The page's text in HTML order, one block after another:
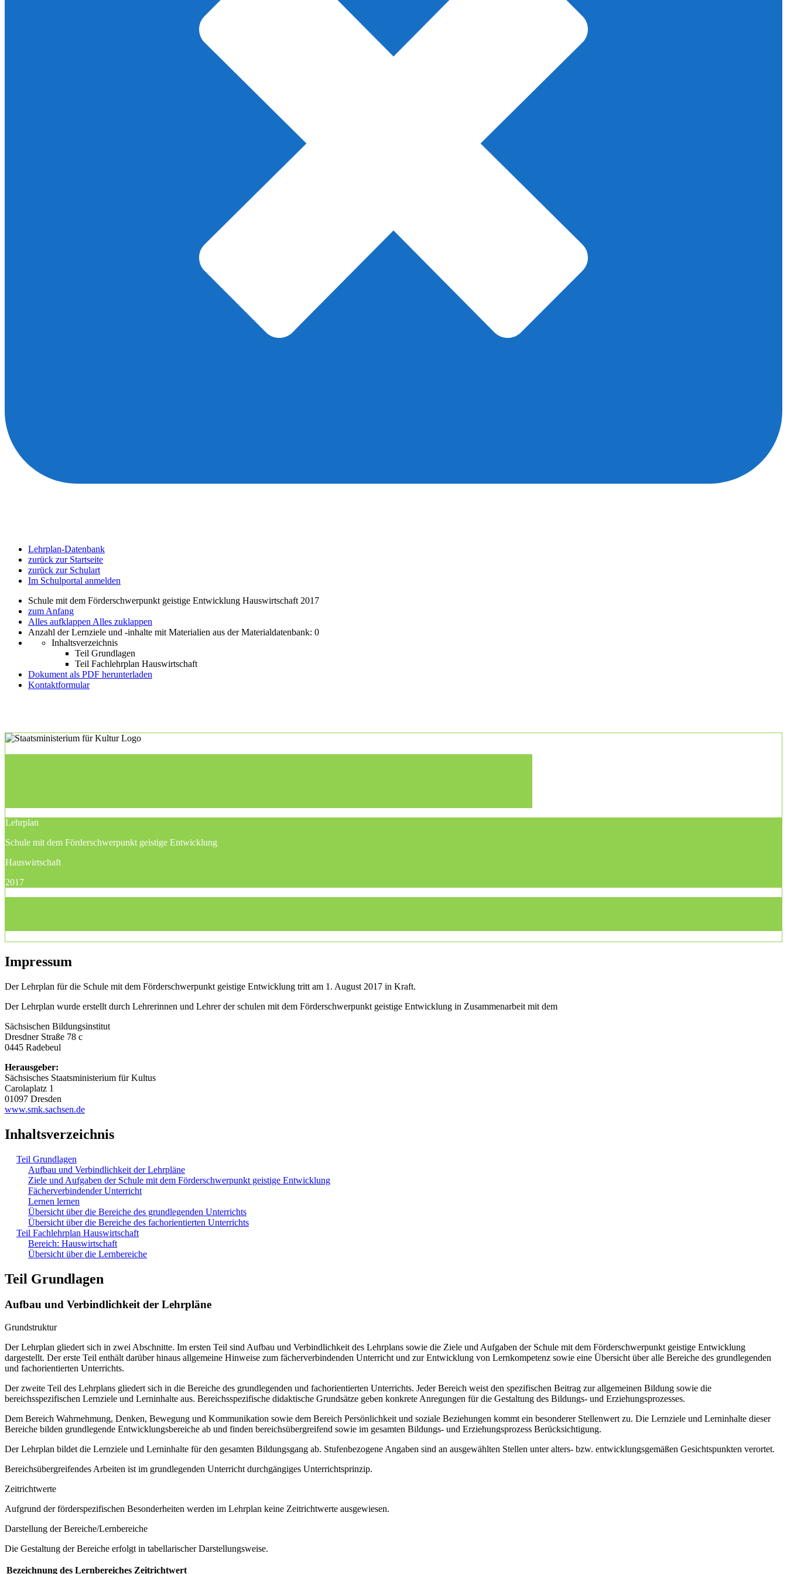
Lehrplan-Datenbank
zurück zur Startseite
zurück zur Schulart
Im Schulportal anmelden
Schule mit dem Förderschwerpunkt geistige Entwicklung Hauswirtschaft 2017
zum Anfang
Alles aufklappen Alles zuklappen
Anzahl der Lernziele und -inhalte mit Materialien aus der Materialdatenbank: 0
Inhaltsverzeichnis
Teil Grundlagen
Teil Fachlehrplan Hauswirtschaft
Dokument als PDF herunterladen
Kontaktformular
Lehrplan
Schule mit dem Förderschwerpunkt geistige Entwicklung
Hauswirtschaft
2017
Impressum
Der Lehrplan für die Schule mit dem Förderschwerpunkt geistige Entwicklung tritt am 1. August 2017 in Kraft.
Der Lehrplan wurde erstellt durch Lehrerinnen und Lehrer der schulen mit dem Förderschwerpunkt geistige Entwicklung in Zusammenarbeit mit dem
Sächsischen Bildungsinstitut
Dresdner Straße 78 c
0445 Radebeul
Herausgeber:
Sächsisches Staatsministerium für Kultus
Carolaplatz 1
01097 Dresden
www.smk.sachsen.de
Inhaltsverzeichnis
Teil Grundlagen
Aufbau und Verbindlichkeit der Lehrpläne
Ziele und Aufgaben der Schule mit dem Förderschwerpunkt geistige Entwicklung
Fächerverbindender Unterricht
Lernen lernen
Übersicht über die Bereiche des grundlegenden Unterrichts
Übersicht über die Bereiche des fachorientierten Unterrichts
Teil Fachlehrplan Hauswirtschaft
Bereich: Hauswirtschaft
Übersicht über die Lernbereiche
Teil Grundlagen
Aufbau und Verbindlichkeit der Lehrpläne
Grundstruktur
Der Lehrplan gliedert sich in zwei Abschnitte. Im ersten Teil sind Aufbau und Verbindlichkeit des Lehrplans sowie die Ziele und Aufgaben der Schule mit dem Förderschwerpunkt geistige Entwicklung
dargestellt. Der erste Teil enthält darüber hinaus allgemeine Hinweise zum fächerverbindenden Unterricht und zur Entwicklung von Lernkompetenz sowie eine Übersicht über alle Bereiche des grundlegenden
und fachorientierten Unterrichts.
Der zweite Teil des Lehrplans gliedert sich in die Bereiche des grundlegenden und fachorientierten Unterrichts. Jeder Bereich weist den spezifischen Beitrag zur allgemeinen Bildung sowie die
bereichsspezifischen Lernziele und Lerninhalte aus. Bereichsspezifische didaktische Grundsätze geben konkrete Anregungen für die Gestaltung des Bildungs- und Erziehungsprozesses.
Dem Bereich Wahrnehmung, Denken, Bewegung und Kommunikation sowie dem Bereich Persönlichkeit und soziale Beziehungen kommt ein besonderer Stellenwert zu. Die Lernziele und Lerninhalte dieser
Bereiche bilden grundlegende Entwicklungsbereiche ab und finden bereichsübergreifend sowie im gesamten Bildungs- und Erziehungsprozess Berücksichtigung.
Der Lehrplan bildet die Lernziele und Lerninhalte für den gesamten Bildungsgang ab. Stufenbezogene Angaben sind an ausgewählten Stellen unter alters- bzw. entwicklungsgemäßen Gesichtspunkten verortet.
Bereichsübergreifendes Arbeiten ist im grundlegenden Unterricht durchgängiges Unterrichtsprinzip.
Zeitrichtwerte
Aufgrund der förderspezifischen Besonderheiten werden im Lehrplan keine Zeitrichtwerte ausgewiesen.
Darstellung der Bereiche/Lernbereiche
Die Gestaltung der Bereiche erfolgt in tabellarischer Darstellungsweise.
Bezeichnung des Lernbereiches Zeitrichtwert